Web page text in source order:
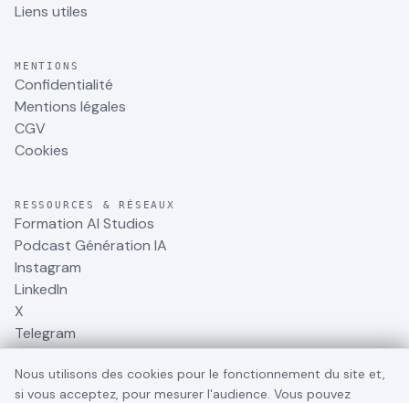
Liens utiles
MENTIONS
Confidentialité
Mentions légales
CGV
Cookies
RESSOURCES & RÉSEAUX
Formation AI Studios
Podcast Génération IA
Instagram
LinkedIn
X
Telegram
Nous utilisons des cookies pour le fonctionnement du site et,
si vous acceptez, pour mesurer l'audience. Vous pouvez